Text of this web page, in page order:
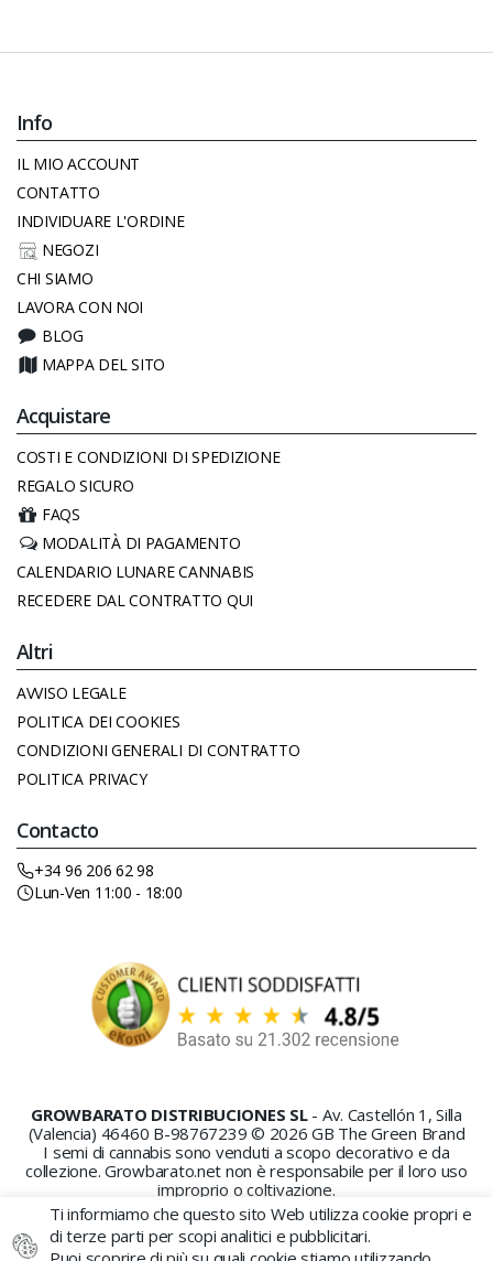
Info
IL MIO ACCOUNT
CONTATTO
INDIVIDUARE L'ORDINE
NEGOZI
CHI SIAMO
LAVORA CON NOI
BLOG
MAPPA DEL SITO
Acquistare
COSTI E CONDIZIONI DI SPEDIZIONE
REGALO SICURO
FAQS
MODALITÀ DI PAGAMENTO
CALENDARIO LUNARE CANNABIS
RECEDERE DAL CONTRATTO QUI
Altri
AVVISO LEGALE
POLITICA DEI COOKIES
CONDIZIONI GENERALI DI CONTRATTO
POLITICA PRIVACY
Contacto
+34 96 206 62 98
Lun-Ven 11:00 - 18:00
GROWBARATO DISTRIBUCIONES SL - Av. Castellón 1, Silla
(Valencia) 46460 B-98767239 © 2026 GB The Green Brand
I semi di cannabis sono venduti a scopo decorativo e da
collezione. Growbarato.net non è responsabile per il loro uso
improprio o coltivazione.
Ti informiamo che questo sito Web utilizza cookie propri e
di terze parti per scopi analitici e pubblicitari.